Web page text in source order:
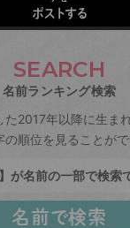
ポストする
SEARCH
名前ランキング検索
2017年以降に生ま
順位を見ることがで
が名前の一部で検索
名前で検索